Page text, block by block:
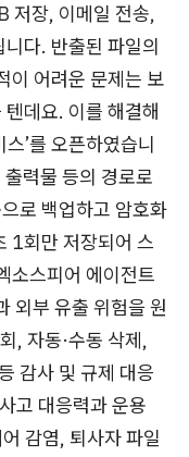
저장, 이메일 전송,
다. 반출된 파일의
이 어려운 문제는 보
데요. 이를 해결해
’를 오픈하였습니
력물 등의 경로로
로 백업하고 암호화
1회만 저장되어 스
소스피어 에이전트
외부 유출 위험을 원
, 자동·수동 삭제,
감사 및 규제 대응
고 대응력과 운용
감염, 퇴사자 파일